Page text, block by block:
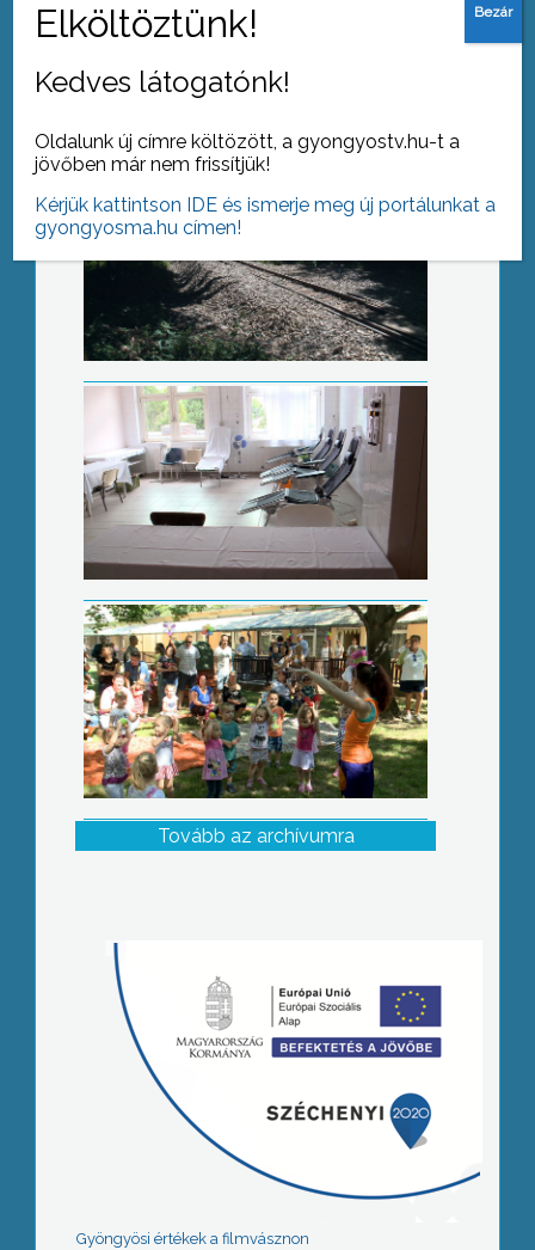
Oktatóterem
Gyereknap a bölcsiben
Tovább az archívumra
Gyöngyösi értékek a filmvásznon
Kedves látogatónk!
Oldalunk új címre költözött, a gyongyostv.hu-t a
jövőben már nem frissítjük!
Kérjük kattintson IDE és ismerje meg új portálunkat a
gyongyosma.hu címen!